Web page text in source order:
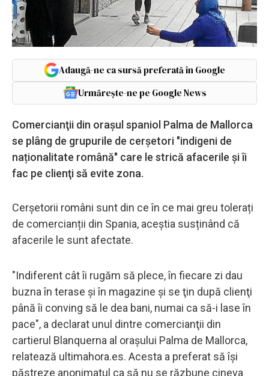
Adaugă-ne ca sursă preferată în Google
Urmărește-ne pe Google News
Comercianţii din orașul spaniol Palma de Mallorca
se plâng de grupurile de cerşetori "indigeni de
naționalitate română" care le strică afacerile şi îi
fac pe clienţi să evite zona.
Cerșetorii români sunt din ce în ce mai greu tolerați
de comercianții din Spania, aceștia susținând că
afacerile le sunt afectate.
"Indiferent cât îi rugăm să plece, în fiecare zi dau
buzna în terase şi în magazine şi se ţin după clienţi
până îi conving să le dea bani, numai ca să-i lase în
pace", a declarat unul dintre comercianţii din
cartierul Blanquerna al orașului Palma de Mallorca,
relatează ultimahora.es. Acesta a preferat să îşi
păstreze anonimatul ca să nu se răzbune cineva